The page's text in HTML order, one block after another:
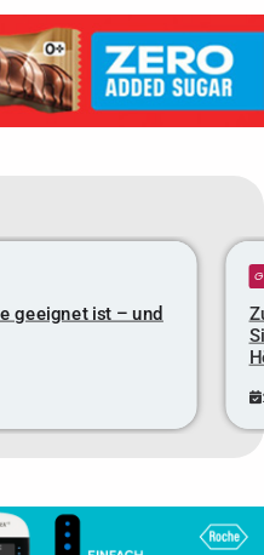
geeignet ist – und